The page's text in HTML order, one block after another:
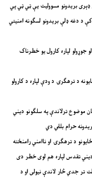
سلنه لوړه شوې، چې ډېری بریدونو مسوولیت یې ټي ټي پي
د دغه ډلې بریدونو لسګونه امنیتي
جوړولو لپاره کارول یو خطرناک
د ترهګرۍ د ودې لپاره د کارولو
موضوع ترلاندې په سلګونو دیني
حرام بللي دي
د ترهګرۍ او ناامني رامنځته
تر جدي څار لاندې نیولی او د